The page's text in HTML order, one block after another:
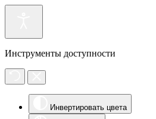
Инструменты доступности
Инвертировать цвета